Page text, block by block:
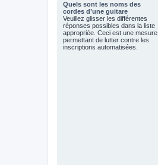
Quels sont les noms des
cordes d’une guitare
Veuillez glisser les différentes
réponses possibles dans la liste
appropriée. Ceci est une mesure
permettant de lutter contre les
inscriptions automatisées.